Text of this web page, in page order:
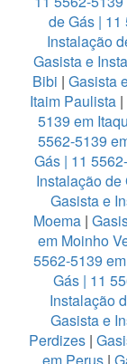
de Gás |
Instalação
Gasista e
Bibi | Gasista
Itaim Paulista |
5139 em
5562-5139
Gás | 11
Instalação
Gasista e
Moema|
em Moinho
5562-5139
Gás | 11
Instalação
Gasista e
Perdizes|